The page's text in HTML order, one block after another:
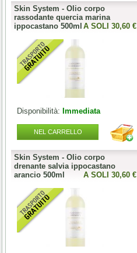
Skin System - Olio corpo
rassodante quercia marina
ippocastano 500ml A SOLI 30,60 €
Disponibilità: Immediata
NEL CARRELLO
Skin System - Olio corpo
drenante salvia ippocastano
arancio 500ml
A SOLI 30,60 €